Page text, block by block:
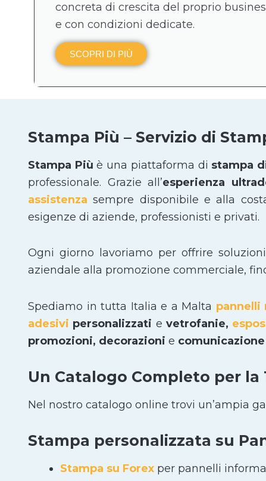
concreta di crescita del proprio
e con condizioni dedicate.
SCOPRI DI PIÙ
Stampa Più – Servizio di
Stampa Più è una piattaforma di stampa
professionale. Grazie all’esperienza
assistenza sempre disponibile e alla
esigenze di aziende, professionisti e privati.
Ogni giorno lavoriamo per offrire
aziendale alla promozione commerciale,
Spediamo in tutta Italia e a Malta pannelli
adesivi personalizzati e vetrofanie,
promozioni, decorazioni e
Un Catalogo Completo per la
Nel nostro catalogo online trovi un’ampia
Stampa personalizzata su
Stampa su Forex per pannelli